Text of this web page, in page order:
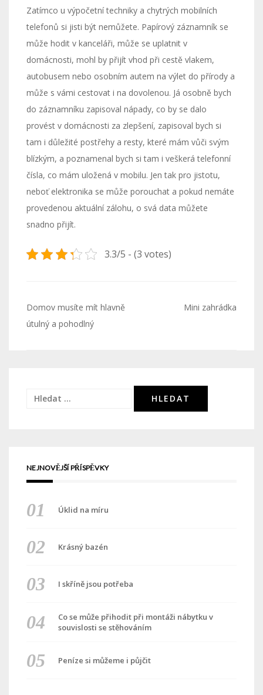
Zatímco u výpočetní techniky a chytrých mobilních
telefonů si jisti být nemůžete. Papírový záznamník se
může hodit v kanceláři, může se uplatnit v
domácnosti, mohl by přijít vhod při cestě vlakem,
autobusem nebo osobním autem na výlet do přírody a
může s vámi cestovat i na dovolenou. Já osobně bych
do záznamníku zapisoval nápady, co by se dalo
provést v domácnosti za zlepšení, zapisoval bych si
tam i důležité postřehy a resty, které mám vůči svým
blízkým, a poznamenal bych si tam i veškerá telefonní
čísla, co mám uložená v mobilu. Jen tak pro jistotu,
neboť elektronika se může porouchat a pokud nemáte
provedenou aktuální zálohu, o svá data můžete
snadno přijít.
3.3/5 - (3 votes)
Navigace
pro
Domov musíte mít hlavně
útulný a pohodlný
Mini zahrádka
Vyhledávání
NEJNOVĚJŠÍ PŘÍSPĚVKY
Úklid na míru
Krásný bazén
I skříně jsou potřeba
Co se může přihodit při montáži nábytku v
souvislosti se stěhováním
Peníze si můžeme i půjčit